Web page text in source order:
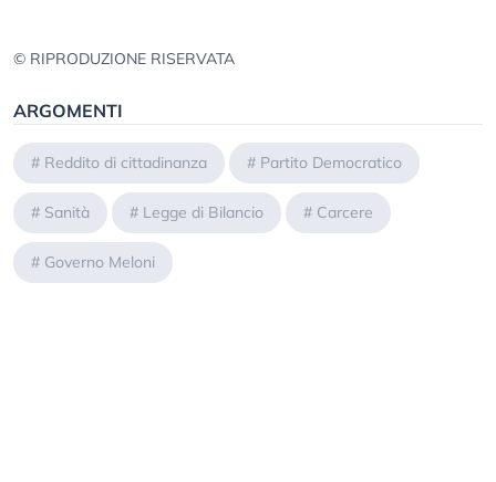
© RIPRODUZIONE RISERVATA
ARGOMENTI
# Reddito di cittadinanza # Partito Democratico
# Sanità # Legge di Bilancio # Carcere
# Governo Meloni